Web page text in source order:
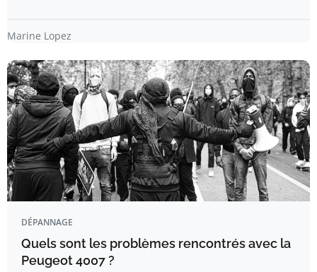
Marine Lopez
DÉPANNAGE
Quels sont les problèmes rencontrés avec la
Peugeot 4007 ?